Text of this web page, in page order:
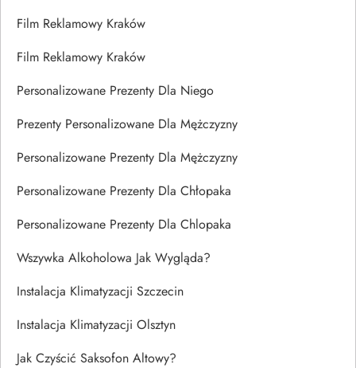
Film Reklamowy Kraków
Film Reklamowy Kraków
Personalizowane Prezenty Dla Niego
Prezenty Personalizowane Dla Mężczyzny
Personalizowane Prezenty Dla Mężczyzny
Personalizowane Prezenty Dla Chłopaka
Personalizowane Prezenty Dla Chlopaka
Wszywka Alkoholowa Jak Wygląda?
Instalacja Klimatyzacji Szczecin
Instalacja Klimatyzacji Olsztyn
Jak Czyścić Saksofon Altowy?